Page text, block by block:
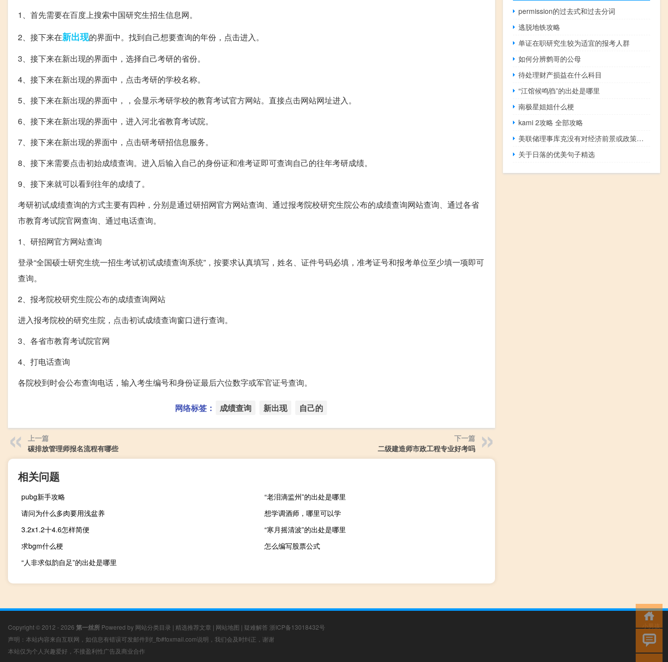
1、首先需要在百度上搜索中国研究生招生信息网。
2、接下来在新出现的界面中。找到自己想要查询的年份，点击进入。
3、接下来在新出现的界面中，选择自己考研的省份。
4、接下来在新出现的界面中，点击考研的学校名称。
5、接下来在新出现的界面中，，会显示考研学校的教育考试官方网站。直接点击网站网址进入。
6、接下来在新出现的界面中，进入河北省教育考试院。
7、接下来在新出现的界面中，点击研考研招信息服务。
8、接下来需要点击初始成绩查询。进入后输入自己的身份证和准考证即可查询自己的往年考研成绩。
9、接下来就可以看到往年的成绩了。
考研初试成绩查询的方式主要有四种，分别是通过研招网官方网站查询、通过报考院校研究生院公布的成绩查询网站查询、通过各省
市教育考试院官网查询、通过电话查询。
1、研招网官方网站查询
登录“全国硕士研究生统一招生考试初试成绩查询系统”，按要求认真填写，姓名、证件号码必填，准考证号和报考单位至少填一项即可
查询。
2、报考院校研究生院公布的成绩查询网站
进入报考院校的研究生院，点击初试成绩查询窗口进行查询。
3、各省市教育考试院官网
4、打电话查询
各院校到时会公布查询电话，输入考生编号和身份证最后六位数字或军官证号查询。
网络标签： 成绩查询 新出现 自己的
上一篇
碳排放管理师报名流程有哪些
下一篇
二级建造师市政工程专业好考吗
相关问题
pubg新手攻略
“老泪滴监州”的出处是哪里
请问为什么多肉要用浅盆养
想学调酒师，哪里可以学
3.2x1.2十4.6怎样简便
“寒月摇清波”的出处是哪里
求bgm什么梗
怎么编写股票公式
“人非求似韵自足”的出处是哪里
permission的过去式和过去分词
逃脱地铁攻略
单证在职研究生较为适宜的报考人群
如何分辨鹩哥的公母
待处理财产损益在什么科目
“江馆候鸣驺”的出处是哪里
南极星姐姐什么梗
kami 2攻略 全部攻略
美联储理事库克没有对经济前景或政策偏好发表评论
关于日落的优美句子精选
Copyright © 2012 - 2026 第一丝所 Powered by 网站分类目录 | 精选推荐文章 | 网站地图 | 疑难解答 浙ICP备13018432号
声明：本站内容来自互联网，如信息有错误可发邮件到f_fb#foxmail.com说明，我们会及时纠正，谢谢
本站仅为个人兴趣爱好，不接盈利性广告及商业合作